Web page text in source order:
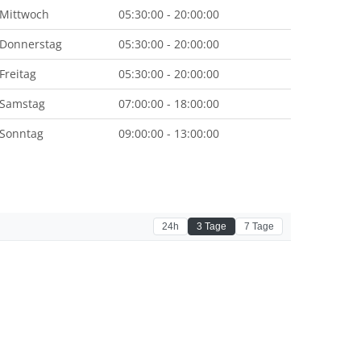
Mittwoch
05:30:00 - 20:00:00
Donnerstag
05:30:00 - 20:00:00
Freitag
05:30:00 - 20:00:00
Samstag
07:00:00 - 18:00:00
Sonntag
09:00:00 - 13:00:00